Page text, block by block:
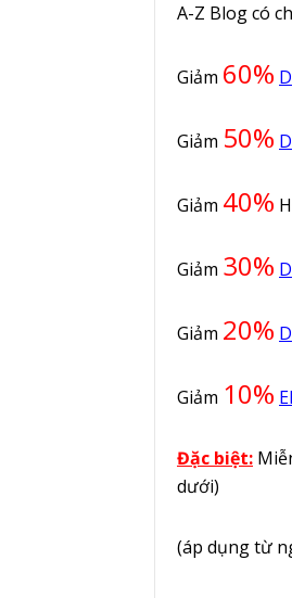
A-Z Blog có
Giảm 60%
Giảm 50%
Giảm 40%
Giảm 30%
Giảm 20%
Giảm 10%
Đặc biệt:
dưới)
(áp dụng từ